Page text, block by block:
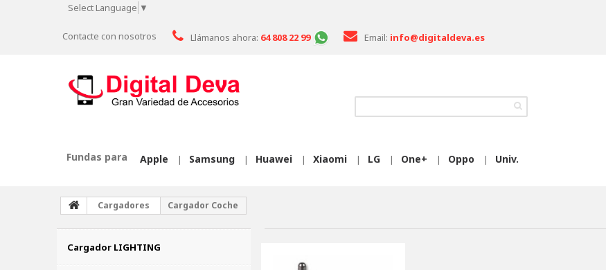
Select Language ▼
Contacte con nosotros Llámanos ahora: 64 808 22 99 Email: info@digitaldeva.es
Apple | Samsung | Huawei | Xiaomi | LG | One+ | Oppo | Univ.
Fundas para
Cargadores Cargador Coche
Cargador LIGHTING